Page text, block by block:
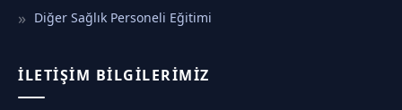
Diğer Sağlık Personeli Eğitimi
İLETIŞIM BILGILERIMIZ